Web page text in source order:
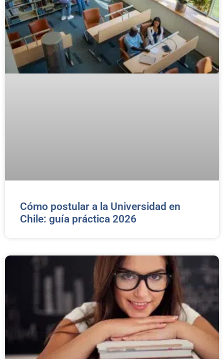
Cómo postular a la Universidad en
Chile: guía práctica 2026